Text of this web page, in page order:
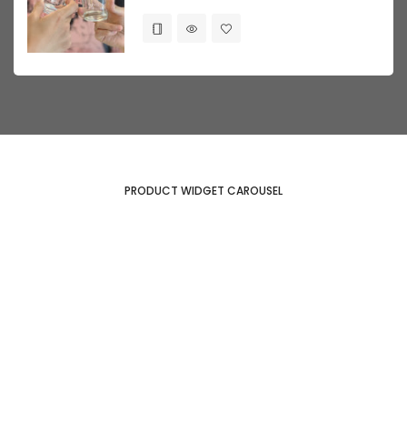
PRODUCT WIDGET CAROUSEL